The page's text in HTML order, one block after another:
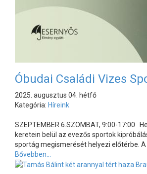
Óbudai Családi Vizes
2025. augusztus 04. hétfő
Kategória: Híreink
SZEPTEMBER 6.SZOMBAT, 9:00-17:00
keretein belül az evezős sportok
sportág megismerését helyezi előtérbe.
Bővebben...